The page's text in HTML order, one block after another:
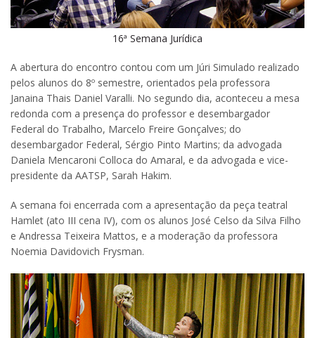
16ª Semana Jurídica
A abertura do encontro contou com um Júri Simulado realizado
pelos alunos do 8º semestre, orientados pela professora
Janaina Thais Daniel Varalli. No segundo dia, aconteceu a mesa
redonda com a presença do professor e desembargador
Federal do Trabalho, Marcelo Freire Gonçalves; do
desembargador Federal, Sérgio Pinto Martins; da advogada
Daniela Mencaroni Colloca do Amaral, e da advogada e vice-
presidente da AATSP, Sarah Hakim.
A semana foi encerrada com a apresentação da peça teatral
Hamlet (ato III cena IV), com os alunos José Celso da Silva Filho
e Andressa Teixeira Mattos, e a moderação da professora
Noemia Davidovich Frysman.